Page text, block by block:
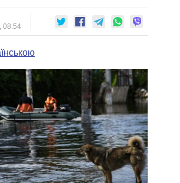
ПОЛИТИКОВ
08:54